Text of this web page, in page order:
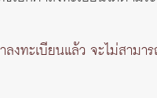
ลงทะเบียนแล้ว จะไม่สามา